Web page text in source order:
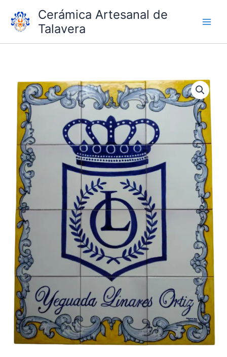
contenido
Cerámica Artesanal de
Talavera